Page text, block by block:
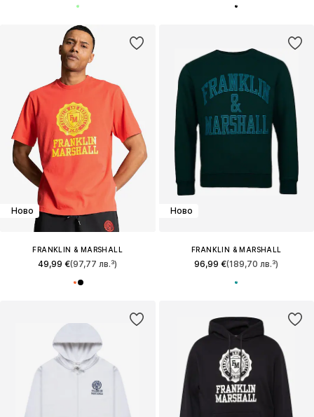
Ново
FRANKLIN & MARSHALL
49,99 €(97,77 лв.³)
Ново
FRANKLIN & MARSHALL
96,99 €(189,70 лв.³)